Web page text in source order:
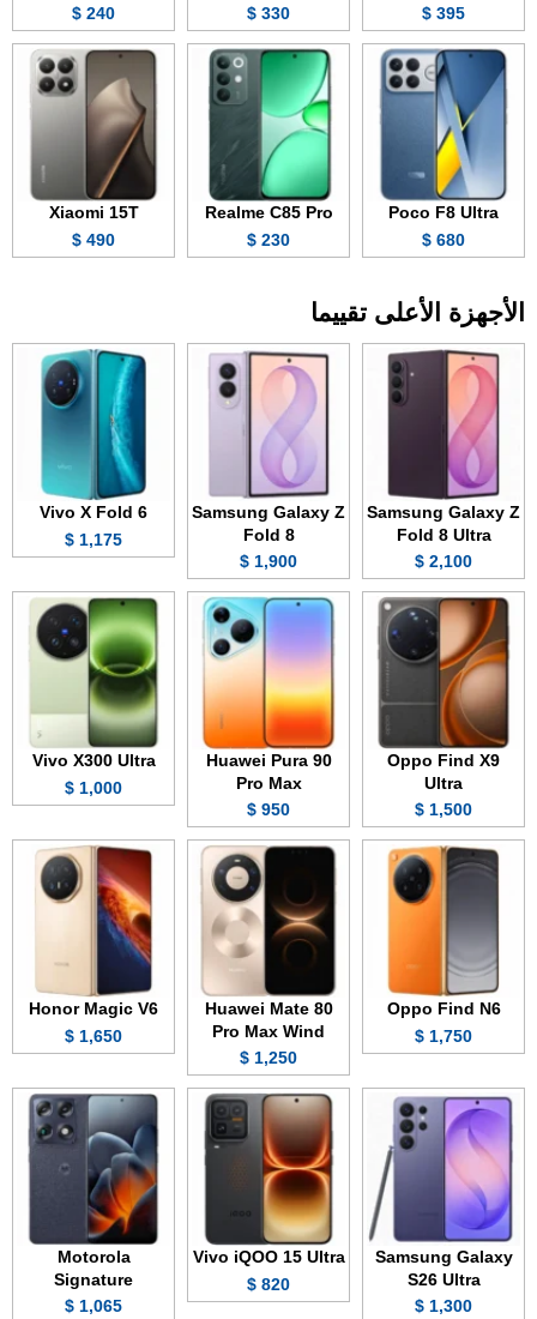
395 $
330 $
240 $
Poco F8 Ultra
680 $
Realme C85 Pro
230 $
Xiaomi 15T
490 $
الأجهزة الأعلى تقييما
Samsung Galaxy Z
Fold 8 Ultra
2,100 $
Samsung Galaxy Z
Fold 8
1,900 $
Vivo X Fold 6
1,175 $
Oppo Find X9
Ultra
1,500 $
Huawei Pura 90
Pro Max
950 $
Vivo X300 Ultra
1,000 $
Oppo Find N6
1,750 $
Huawei Mate 80
Pro Max Wind
1,250 $
Honor Magic V6
1,650 $
Samsung Galaxy
S26 Ultra
1,300 $
Vivo iQOO 15 Ultra
820 $
Motorola
Signature
1,065 $